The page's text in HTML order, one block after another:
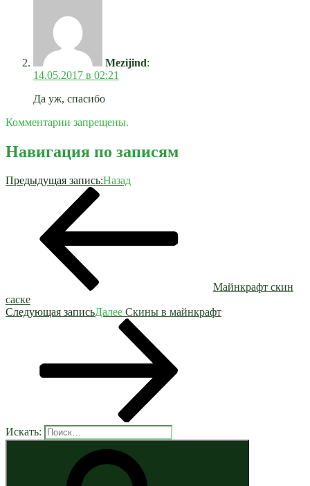
Mezijind:
14.05.2017 в 02:21
Да уж, спасибо
Комментарии запрещены.
Навигация по записям
Предыдущая запись:Назад
Майнкрафт скин
саске
Следующая записьДалее Скины в майнкрафт
Искать: